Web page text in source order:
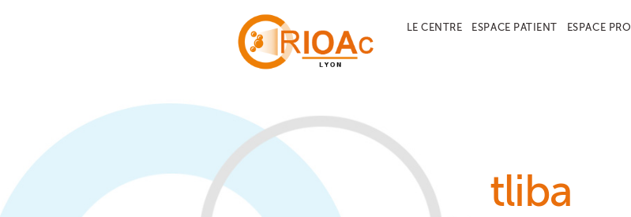
LE CENTRE ESPACE PATIENT ESPACE PRO
tliba